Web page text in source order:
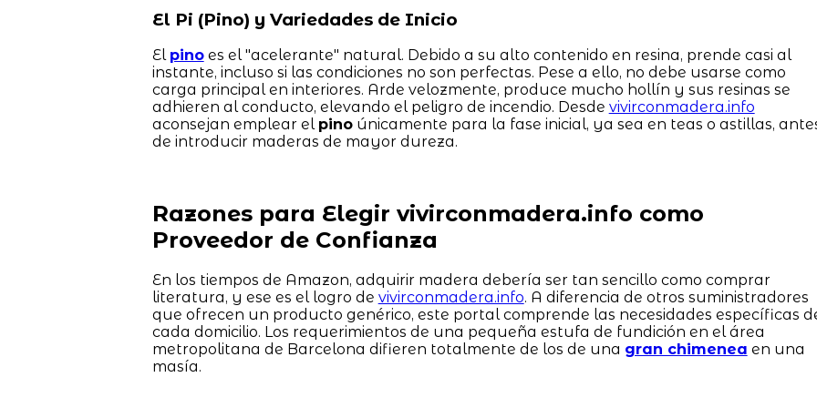
El Pi (Pino) y Variedades de Inicio
El pinoes el "acelerante" natural. Debido a su alto contenido en resina, prende casi al
instante, incluso si las condiciones no son perfectas. Pese a ello, no debe usarse como
carga principal en interiores. Arde velozmente, produce mucho hollín y sus resinas se
adhieren al conducto, elevando el peligro de incendio. Desde vivirconmadera.info
aconsejan emplear el pinoúnicamente para la fase inicial, ya sea en teas o astillas,
de introducir maderas de mayor dureza.
Razones para Elegir vivirconmadera.info como
Proveedor de Confianza
En los tiempos de Amazon, adquirir madera debería ser tan sencillo como comprar
literatura, y ese es el logro de vivirconmadera.info. A diferencia de otros suministradores
que ofrecen un producto genérico, este portal comprende las necesidades específicas
cada domicilio. Los requerimientos de una pequeña estufa de fundición en el área
metropolitana de Barcelona difieren totalmente de los de una gran chimenea en una
masía.